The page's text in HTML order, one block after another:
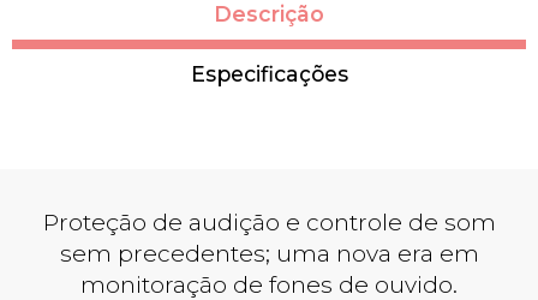
Descrição
Especificações
Proteção de audição e controle de som
sem precedentes; uma nova era em
monitoração de fones de ouvido.